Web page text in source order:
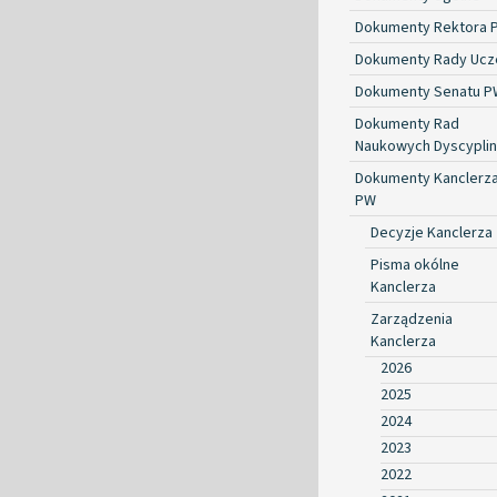
Dokumenty Rektora
Dokumenty Rady
Dokumenty Senatu
Dokumenty Rad
Naukowych Dyscyplin
Dokumenty Kanclerza
PW
Decyzje Kanclerza
Pisma okólne
Kanclerza
Zarządzenia
Kanclerza
2026
2025
2024
2023
2022